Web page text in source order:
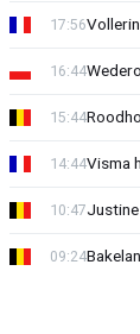
17:56
16:44
15:44
Visma
14:44
10:47
09:24